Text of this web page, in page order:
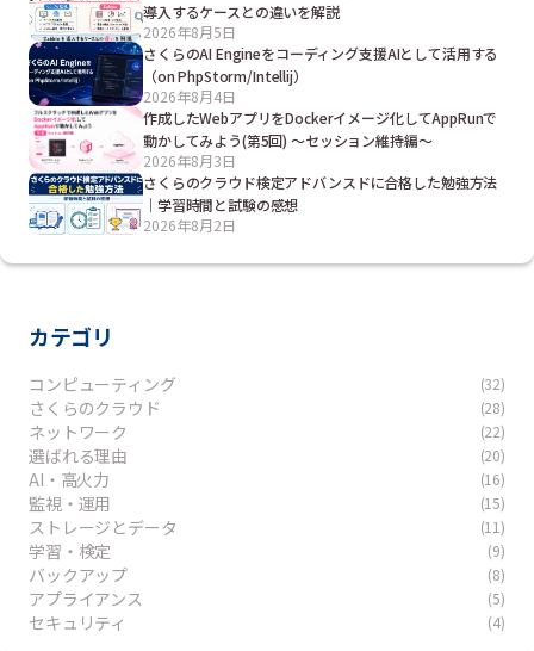
導入するケースとの違いを解説
2026年8月5日
さくらのAI Engineをコーディング支援AIとして活用する
（on PhpStorm/Intellij）
2026年8月4日
作成したWebアプリをDockerイメージ化してAppRunで
動かしてみよう(第5回) ～セッション維持編～
2026年8月3日
さくらのクラウド検定アドバンスドに合格した勉強方法
｜学習時間と試験の感想
2026年8月2日
カテゴリ
コンピューティング (32)
さくらのクラウド (28)
ネットワーク (22)
選ばれる理由 (20)
AI・高火力 (16)
監視・運用 (15)
ストレージとデータ (11)
学習・検定 (9)
バックアップ (8)
アプライアンス (5)
セキュリティ (4)